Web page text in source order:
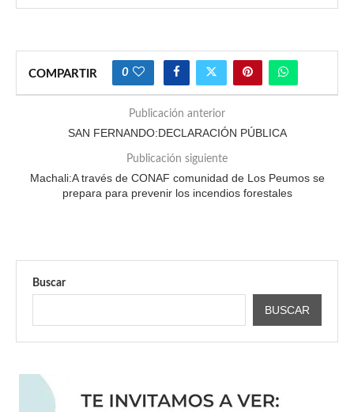
COMPARTIR 0
Publicación anterior
SAN FERNANDO:DECLARACIÓN PÚBLICA
Publicación siguiente
Machali:A través de CONAF comunidad de Los Peumos se
prepara para prevenir los incendios forestales
Buscar
BUSCAR